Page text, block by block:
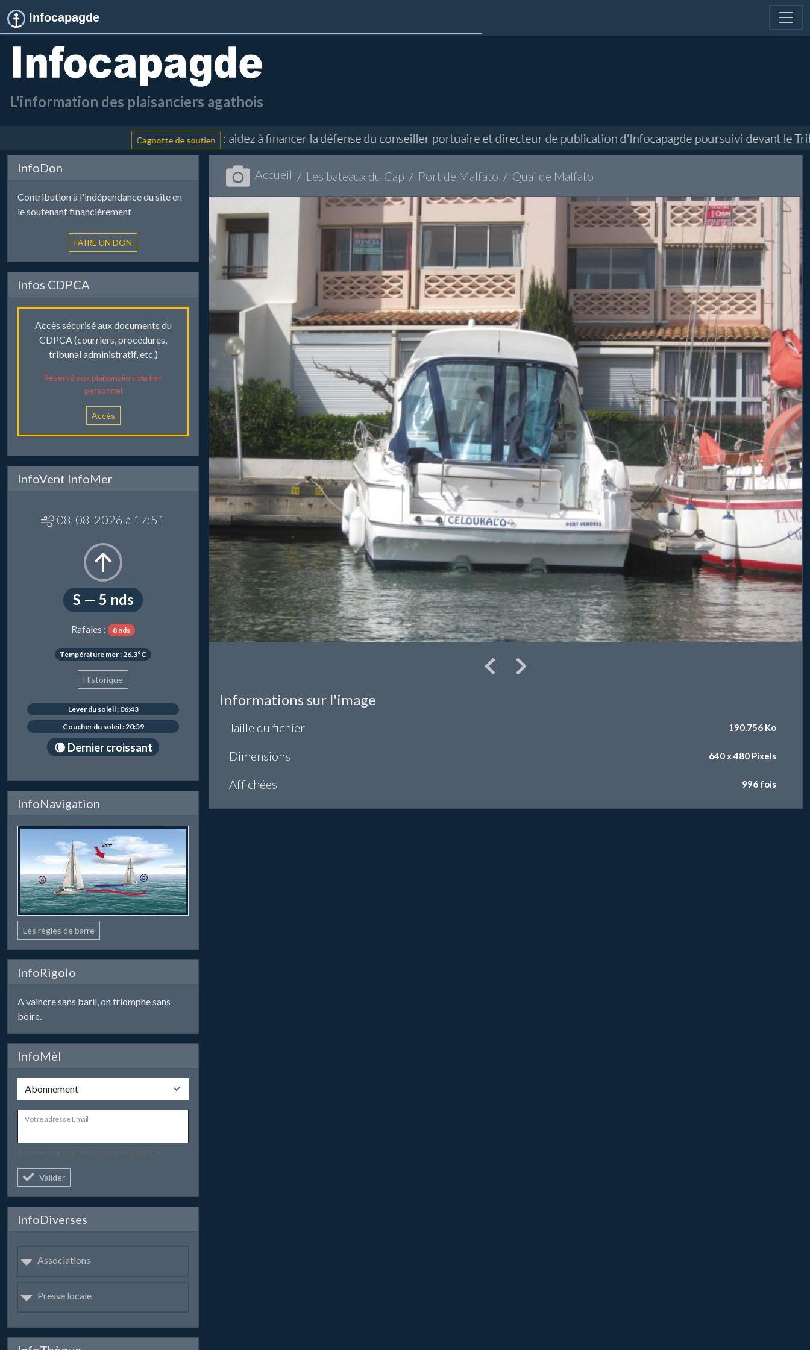
Infocapagde
L'information des plaisanciers agathois
Cagnotte de soutien : aidez à financer la défense du conseiller portuaire et directeur de publication d'Infocapagde poursuivi devant le
InfoDon
Contribution à l'indépendance du site en
le soutenant financièrement
Infos CDPCA
Accès sécurisé aux documents du
CDPCA (courriers, procédures,
tribunal administratif, etc.)
Réservé aux plaisanciers via lien
personnel
Accès
InfoVent InfoMer
08-08-2026 à 17:51
S — 5 nds
Rafales : 8 nds
Température mer : 26.3°C
Historique
Lever du soleil : 06:43
Coucher du soleil : 20:59
🌘 Dernier croissant
InfoNavigation
Les règles de barre
InfoRigolo
A vaincre sans baril, on triomphe sans
boire.
InfoMèl
Votre adresse Email
Valider
InfoDiverses
Associations
Presse locale
Accueil Les bateaux du Cap Port de Malfato Quai de Malfato
Informations sur l'image
Taille du fichier 190.756 Ko
Dimensions 640 x 480 Pixels
Affichées 996 fois